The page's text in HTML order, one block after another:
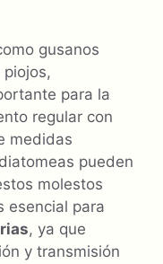
gusanos
para la
regular con
medidas
pueden
molestos
esencial para
, ya que
y transmisión